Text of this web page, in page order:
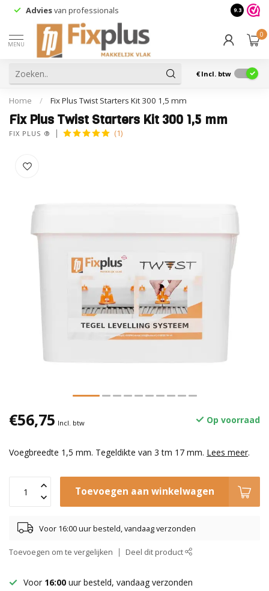
Adviesvan professionals 9.3
MENU
0
€ Incl. btw
Home / Fix Plus Twist Starters Kit 300 1,5 mm
Fix Plus Twist Starters Kit 300 1,5 mm
FIX PLUS ® (1)
€56,75 Incl. btw Op voorraad
Voegbreedte 1,5 mm. Tegeldikte van 3 tm 17 mm. Lees meer.
Toevoegen aan winkelwagen
Voor 16:00 uur besteld, vandaag verzonden
Toevoegen om te vergelijken Deel dit product
Voor 16:00 uur besteld, vandaag verzonden